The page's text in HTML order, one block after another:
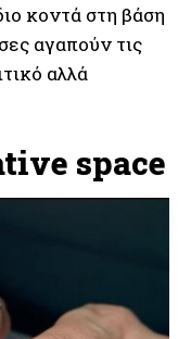
κοντά στη βάση
αγαπούν τις
αλλά
space